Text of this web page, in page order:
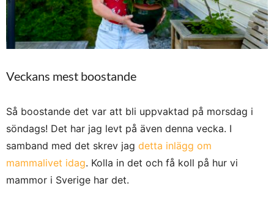
Veckans mest boostande
Så boostande det var att bli uppvaktad på morsdag i
söndags! Det har jag levt på även denna vecka. I
samband med det skrev jag detta inlägg om
mammalivet idag. Kolla in det och få koll på hur vi
mammor i Sverige har det.